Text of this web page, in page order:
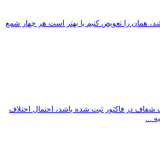
همان را تعویض کنیم یا بهتر است هر چهار شمع
شفاف در فاکتور ثبت شده باشد، احتمال اختلاف
...